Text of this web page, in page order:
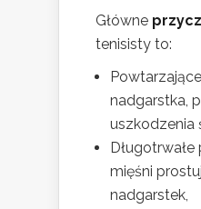
Główne
tenisisty to:
nadgarstka,
uszkodzenia
mięśni
nadgarstek,